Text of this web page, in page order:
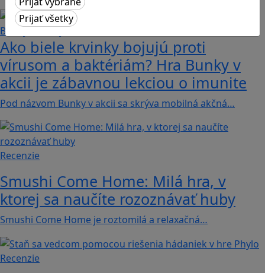
Ako biele krvinky bojujú proti
vírusom a baktériám? Hra Bunky v
akcii je zábavnou lekciou o imunite
Pod názvom Bunky v akcii sa skrýva mobilná akčná…
Recenzie
Smushi Come Home: Milá hra, v
ktorej sa naučíte rozoznávať huby
Smushi Come Home je roztomilá a relaxačná…
Recenzie